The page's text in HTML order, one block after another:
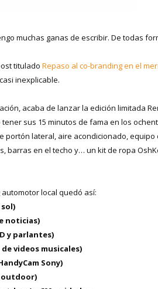
muchas ganas de escribir. De todas
titulado Repaso al co-branding en el
inexplicable.
acaba de lanzar la edición limitada
sus 15 minutos de fama en los
portón lateral, aire acondicionado, equipo
barras en el techo y… un kit de ropa
local quedó así:
noticias)
y parlantes)
videos musicales)
Sony)
outdoor)